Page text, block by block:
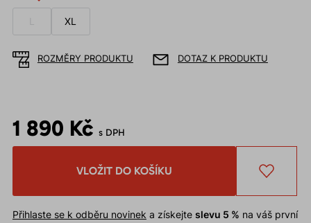
XL
ROZMĚRY PRODUKTU DOTAZ K PRODUKTU
1 890 Kč s DPH
VLOŽIT DO KOŠÍKU
Přihlaste se k odběru novinek a získejte slevu 5 % na váš první